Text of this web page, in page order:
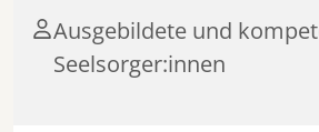
Ausgebildete und
Seelsorger:innen